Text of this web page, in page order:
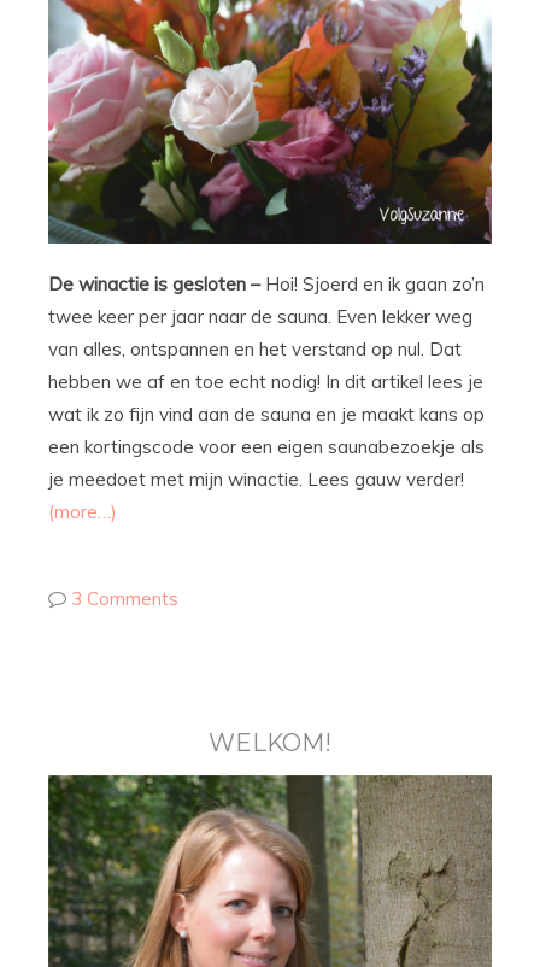
De winactie is gesloten –Hoi! Sjoerd en ik gaan zo’n
twee keer per jaar naar de sauna. Even lekker weg
van alles, ontspannen en het verstand op nul. Dat
hebben we af en toe echt nodig! In dit artikel lees je
wat ik zo fijn vind aan de sauna en je maakt kans op
een kortingscode voor een eigen saunabezoekje als
je meedoet met mijn winactie. Lees gauw verder!
(more…)
3 Comments
WELKOM!